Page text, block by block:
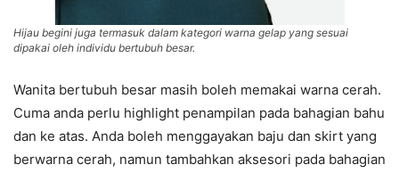
Hijau begini juga termasuk dalam kategori warna gelap yang sesuai
dipakai oleh individu bertubuh besar.
Wanita bertubuh besar masih boleh memakai warna cerah.
Cuma anda perlu highlight penampilan pada bahagian bahu
dan ke atas. Anda boleh menggayakan baju dan skirt yang
berwarna cerah, namun tambahkan aksesori pada bahagian